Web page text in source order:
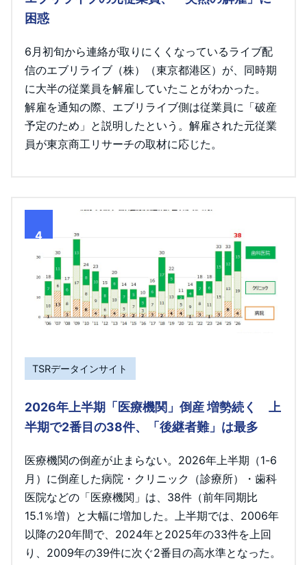
困惑
6月初旬から連絡が取りにくくなっているライブ配
信のエブリライブ（株）（東京都港区）が、同時期
に大半の従業員を解雇していたことがわかった。
解雇を通知の際、エブリライブ側は従業員に「破産
予定のため」と説明したという。解雇された元従業
員が東京商工リサーチの取材に応じた。
4
TSRデータインサイト
2026年上半期「医療機関」倒産 増勢続く 上
半期で2番目の38件、「後継者難」は最多
医療機関の倒産が止まらない。2026年上半期（1-6
月）に倒産した病院・クリニック（診療所）・歯科
医院などの「医療機関」は、38件（前年同期比
15.1％増）と大幅に増加した。上半期では、2006年
以降の20年間で、2024年と2025年の33件を上回
り、2009年の39件に次ぐ2番目の高水準となった。